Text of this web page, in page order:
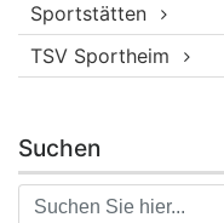
Sportstätten
TSV Sportheim
Suchen